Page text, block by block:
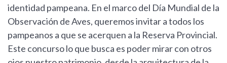
identidad pampeana. En el marco del Día Mundial de la
Observación de Aves, queremos invitar a todos los
pampeanos a que se acerquen a la Reserva Provincial.
Este concurso lo que busca es poder mirar con otros